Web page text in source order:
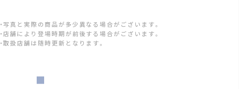
・写真と実際の商品が多少異なる場合がございます。
・店舗により登場時期が前後する場合がございます。
・取扱店舗は随時更新となります。